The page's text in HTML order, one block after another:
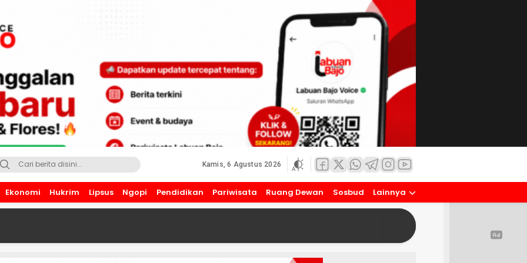
Kamis, 6 Agustus 2026
Ekonomi Hukrim Lipsus Ngopi Pendidikan Pariwisata Ruang Dewan Sosbud Lainnya